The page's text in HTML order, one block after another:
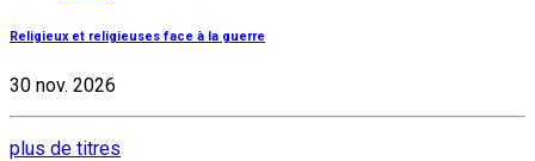
Religieux et religieuses face à la guerre
30 nov. 2026
plus de titres